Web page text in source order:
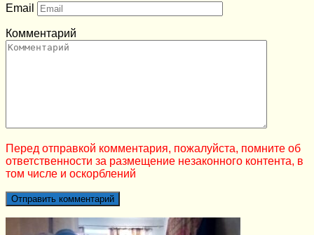
Email
Комментарий
Перед отправкой комментария, пожалуйста, помните об
ответственности за размещение незаконного контента, в
том числе и оскорблений